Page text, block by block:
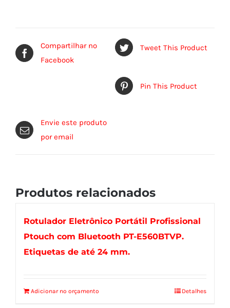
Compartilhar no
Facebook
Tweet This Product
Pin This Product
Envie este produto
por email
Produtos relacionados
Rotulador Eletrônico Portátil Profissional
Ptouch com Bluetooth PT-E560BTVP.
Etiquetas de até 24 mm.
Adicionar no orçamento Detalhes